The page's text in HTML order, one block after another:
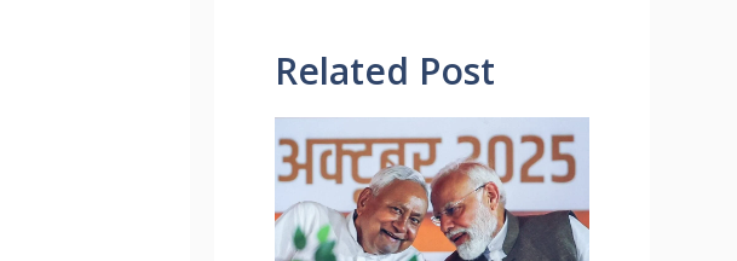
Related Post